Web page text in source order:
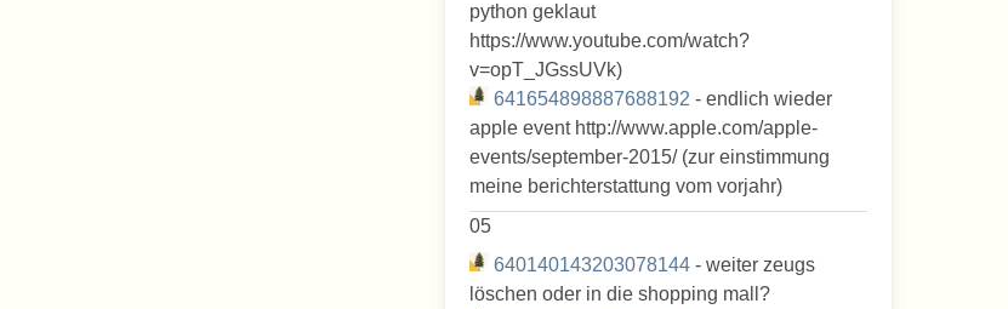
python geklaut
https://www.youtube.com/watch?
v=opT_JGssUVk)
641654898887688192 - endlich wieder
apple event http://www.apple.com/apple-
events/september-2015/ (zur einstimmung
meine berichterstattung vom vorjahr)
05
640140143203078144- weiter zeugs
löschen oder in die shopping mall?